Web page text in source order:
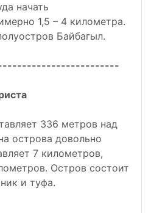
начать
1,5 – 4 километра.
Байбагыл.
336 метров над
острова довольно
7 километров,
Остров состоит
и туфа.